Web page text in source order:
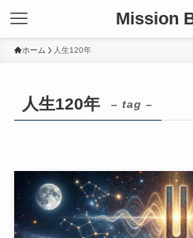
Mission
ホーム 人生120年
人生120年 – tag –